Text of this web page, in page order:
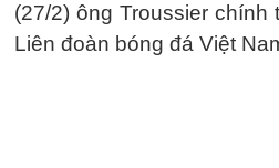
(27/2) ông Troussier
Liên đoàn bóng đá Việt